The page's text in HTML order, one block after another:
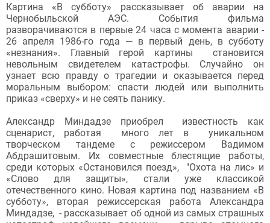
Картина «В субботу» рассказывает об аварии на
Чернобыльской АЭС. События фильма
разворачиваются в первые 24 часа с момента аварии -
26 апреля 1986-го года — в первый день, в субботу
«незнания». Главный герой картины становится
невольным свидетелем катастрофы. Случайно он
узнает всю правду о трагедии и оказывается перед
моральным выбором: спасти людей или выполнить
приказ «сверху» и не сеять панику.
Александр Миндадзе приобрел известность как
сценарист, работая много лет в уникальном
творческом тандеме с режиссером Вадимом
Абдрашитовым. Их совместные блестящие работы,
среди которых «Остановился поезд», "Охота на лис» и
«Слово для защиты», стали уже классикой
отечественного кино. Новая картина под названием «В
субботу», вторая режиссерская работа Александра
Миндадзе, - рассказывает об одной из самых страшных